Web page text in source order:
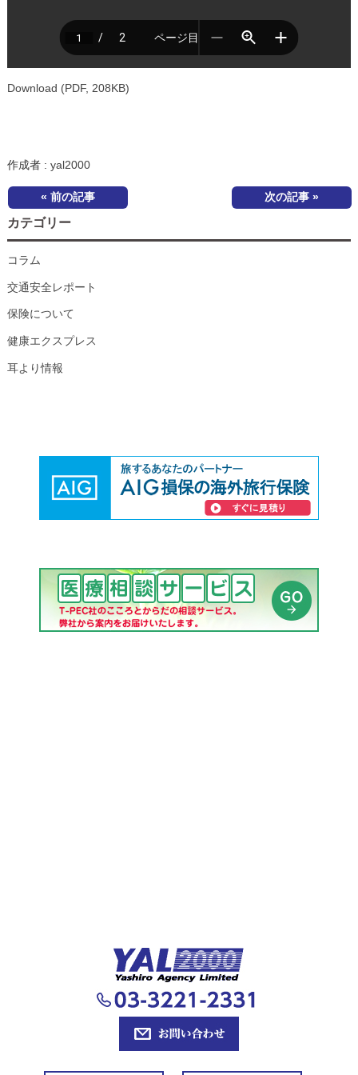
Download (PDF, 208KB)
作成者 : yal2000
« 前の記事 次の記事 »
カテゴリー
コラム
交通安全レポート
保険について
健康エクスプレス
耳より情報